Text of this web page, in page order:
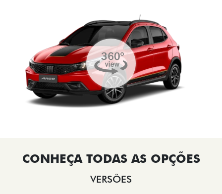
VERSÕES